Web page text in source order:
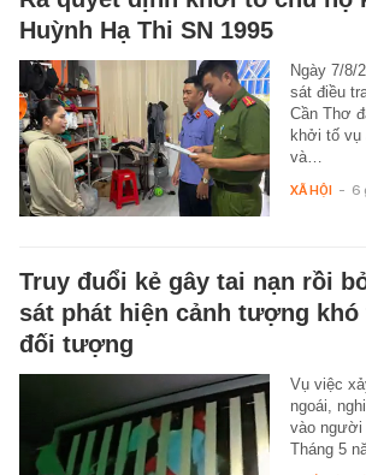
Huỳnh Hạ Thi SN 1995
Ngày 7/8/
sát điều
Cần Thơ
khởi tố vụ
và…
XÃ HỘI - 6
Truy đuổi kẻ gây tai nạn rồi
sát phát hiện cảnh tượng
đối tượng
Vụ việc
ngoái,
vào người
Tháng 5